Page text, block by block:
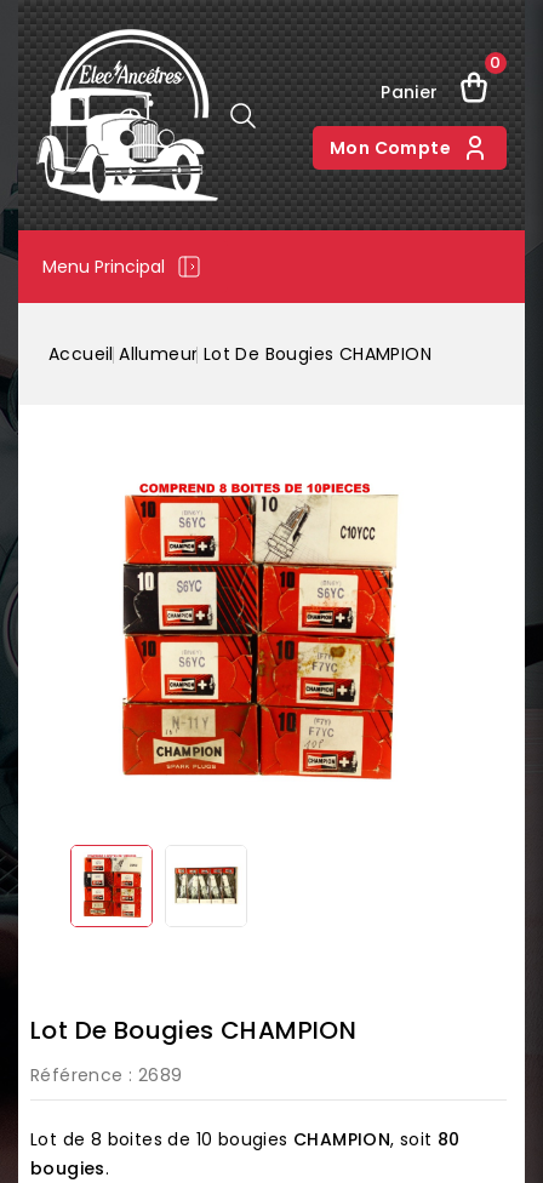
Panier
0
Mon Compte
Menu Principal
Accueil Allumeur Lot De Bougies CHAMPION
Lot De Bougies CHAMPION
Référence : 2689
Lot de 8 boites de 10 bougies CHAMPION, soit 80
bougies.